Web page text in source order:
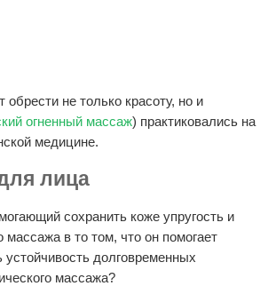
не только красоту, но и
огненный массаж) практиковались на
медицине.
лица
сохранить коже упругость и
массажа в то том, что он помогает
устойчивость долговременных
массажа?